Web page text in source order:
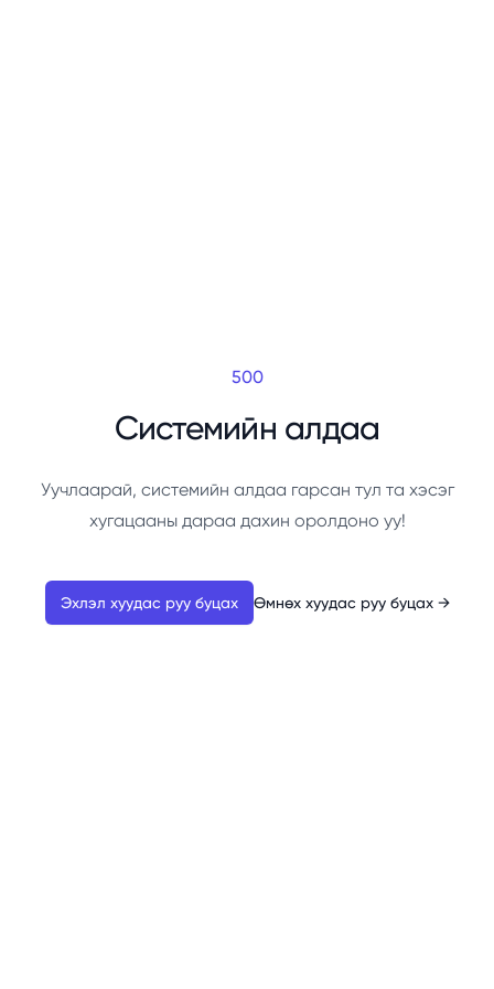
500
Системийн алдаа
Уучлаарай, системийн алдаа гарсан тул та хэсэг
хугацааны дараа дахин оролдоно уу!
Эхлэл хуудас руу буцах Өмнөх хуудас руу буцах →